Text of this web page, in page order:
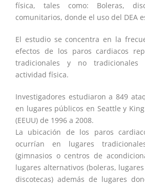
física, tales como: Boleras,
comunitarios, donde el uso del DEA
El estudio se concentra en la
efectos de los paros cardiacos
tradicionales y no tradicionales
actividad física.
Investigadores estudiaron a 849
en lugares públicos en Seattle y
(EEUU) de 1996 a 2008.
La ubicación de los paros
ocurrían en lugares
(gimnasios o centros de
lugares alternativos (boleras,
discotecas) además de lugares